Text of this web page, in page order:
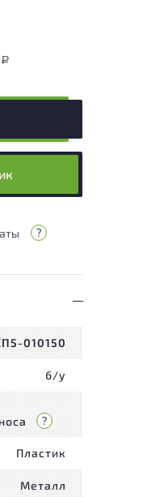
Р
010150
б/у
Пластик
Металл